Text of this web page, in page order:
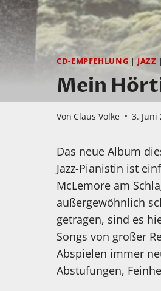
CD-EMPFEHLUNG |JAZZ |
Mein
Von Claus Volke 3. Juni
Das neue Album
Jazz-Pianistin ist
McLemore am
außergewöhnlich
getragen, sind es
Songs von großer
Abspielen immer
Abstufungen,